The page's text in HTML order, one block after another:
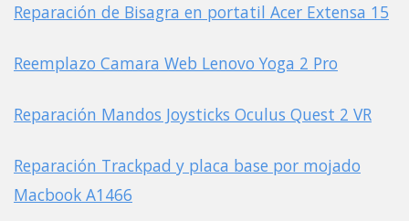
Reparación de Bisagra en portatil Acer Extensa 15
Reemplazo Camara Web Lenovo Yoga 2 Pro
Reparación Mandos Joysticks Oculus Quest 2 VR
Reparación Trackpad y placa base por mojado
Macbook A1466